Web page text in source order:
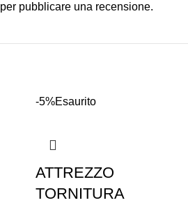
per pubblicare una recensione.
-5%Esaurito
ATTREZZO
TORNITURA